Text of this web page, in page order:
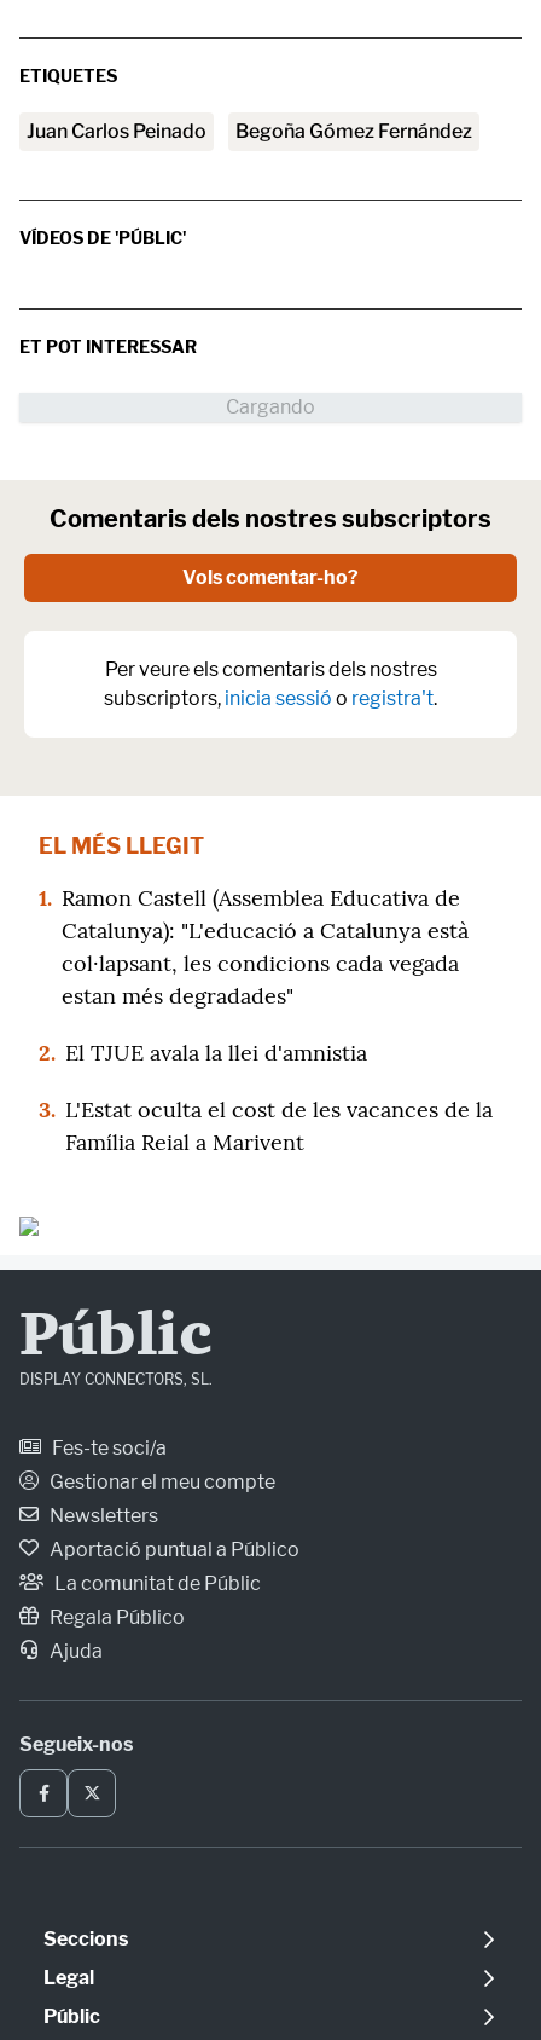
ETIQUETES
Juan Carlos Peinado Begoña Gómez Fernández
VÍDEOS DE 'PÚBLIC'
ET POT INTERESSAR
Comentaris dels nostres subscriptors
Vols comentar-ho?
Per veure els comentaris dels nostres
subscriptors, inicia sessió o registra't.
EL MÉS LLEGIT
1. Ramon Castell (Assemblea Educativa de
Catalunya): "L'educació a Catalunya està
col·lapsant, les condicions cada vegada
estan més degradades"
2. El TJUE avala la llei d'amnistia
3. L'Estat oculta el cost de les vacances de la
Família Reial a Marivent
Públic
DISPLAY CONNECTORS, SL.
Fes-te soci/a
Gestionar el meu compte
Newsletters
Aportació puntual a Público
La comunitat de Públic
Regala Público
Ajuda
Segueix-nos
Seccions
Política
Opinió
Legal
Avís legal
Públic